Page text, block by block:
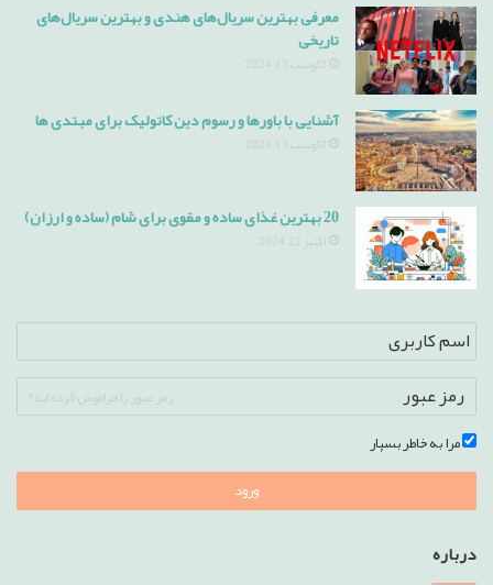
معرفی بهترین سریال‌های هندی و بهترین سریال‌های
تاریخی
آگوست 13, 2024
آشنایی با باورها و رسوم دین کاتولیک برای مبتدی ها
آگوست 13, 2024
20 بهترین غذای ساده و مقوی برای شام (ساده و ارزان)
اکتبر 22, 2024
رمز عبور را فراموش کرده اید؟
مرا به خاطر بسپار
ورود
درباره